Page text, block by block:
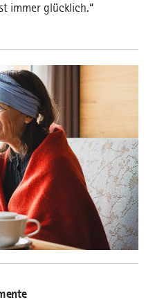
immer glücklich.“